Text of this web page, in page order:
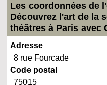
Les coordonnées de
Découvrez l'art de la
théâtres à Paris avec
Adresse
8 rue Fourcade
Code postal
75015